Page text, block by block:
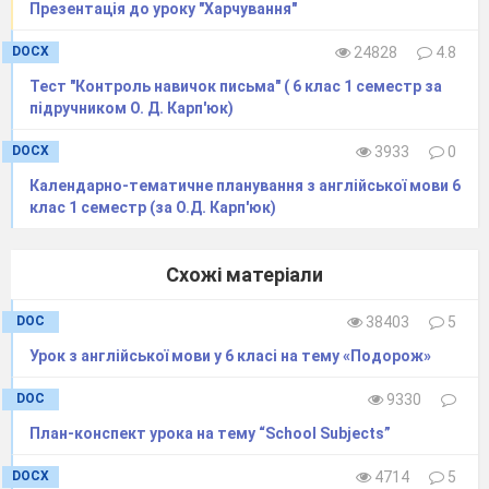
пропущеними словами
(діалоги з ресторану)
Текст читається
диктором
конкретною
інформаці єю.
Етап
Завдання: забезпечити вживання нових
дивитисяфрагмент
фільм
на запитання вчителя.
Застосувати лексичні
одиниці в новій
ситуації, розповісти,
відеоролика
слухають фільм,
дають відповіді на
Діти зазначають, що
нового дізналися з
висловлюють свої
Презентація до уроку "Харчування"
DOCX 24828
4.8
Тест "Контроль навичок письма" ( 6 клас 1 семестр за
підручником О. Д. Карп'юк)
DOCX 3933
0
Календарно-тематичне планування з англійської мови 6
клас 1 семестр (за О.Д. Карп'юк)
Схожі матеріали
DOC 38403
5
Урок з англійської мови у 6 класі на тему «Подорож»
DOC
9330
План-конспект урока на тему “School Subjects”
DOCX 4714
5